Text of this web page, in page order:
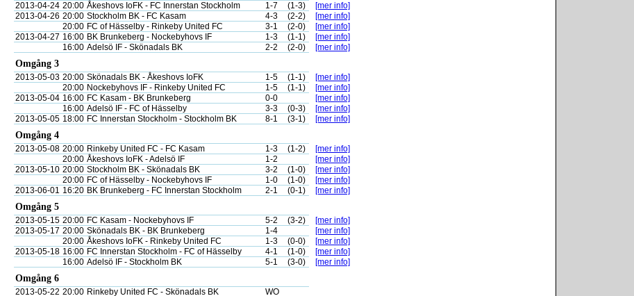
2013-04-24 20:00 Åkeshovs IoFK - FC Innerstan Stockholm 1-7 (1-3)
[mer info]
2013-04-26 20:00 Stockholm BK - FC Kasam 4-3 (2-2)
[mer info]
20:00 FC of Hässelby - Rinkeby United FC 3-1 (2-0)
[mer info]
2013-04-27 16:00 BK Brunkeberg - Nockebyhovs IF 1-3 (1-1)
[mer info]
16:00 Adelsö IF - Skönadals BK 2-2 (2-0) [mer info]
Omgång 3
2013-05-03 20:00 Skönadals BK - Åkeshovs IoFK 1-5 (1-1)
[mer info]
20:00 Nockebyhovs IF - Rinkeby United FC 1-5 (1-1)
[mer info]
2013-05-04 16:00 FC Kasam - BK Brunkeberg 0-0
[mer info]
16:00 Adelsö IF - FC of Hässelby 3-3 (0-3)
[mer info]
2013-05-05 18:00 FC Innerstan Stockholm - Stockholm BK 8-1 (3-1) [mer info]
Omgång 4
2013-05-08 20:00 Rinkeby United FC - FC Kasam 1-3 (1-2)
[mer info]
20:00 Åkeshovs IoFK - Adelsö IF 1-2
[mer info]
2013-05-10 20:00 Stockholm BK - Skönadals BK 3-2 (1-0)
[mer info]
20:00 FC of Hässelby - Nockebyhovs IF 1-0 (1-0)
[mer info]
2013-06-01 16:20 BK Brunkeberg - FC Innerstan Stockholm 2-1 (0-1) [mer info]
Omgång 5
2013-05-15 20:00 FC Kasam - Nockebyhovs IF 5-2 (3-2)
[mer info]
2013-05-17 20:00 Skönadals BK - BK Brunkeberg 1-4
[mer info]
20:00 Åkeshovs IoFK - Rinkeby United FC 1-3 (0-0)
[mer info]
2013-05-18 16:00 FC Innerstan Stockholm - FC of Hässelby 4-1 (1-0)
[mer info]
16:00 Adelsö IF - Stockholm BK 5-1 (3-0) [mer info]
Omgång 6
2013-05-22 20:00 Rinkeby United FC - Skönadals BK
WO